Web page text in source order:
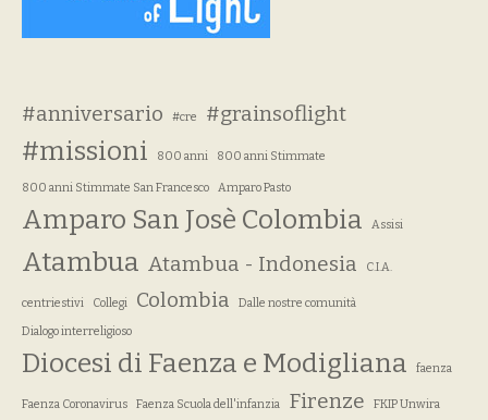
#anniversario #cre #grainsoflight
#missioni 800 anni 800 anni Stimmate
800 anni Stimmate San Francesco Amparo Pasto
Amparo San Josè Colombia Assisi
Atambua Atambua - Indonesia C.I.A.
centriestivi Collegi Colombia
Dalle nostre comunità
Dialogo interreligioso
Diocesi di Faenza e Modigliana faenza
Faenza Coronavirus Faenza Scuola dell'infanzia Firenze FKIP Unwira